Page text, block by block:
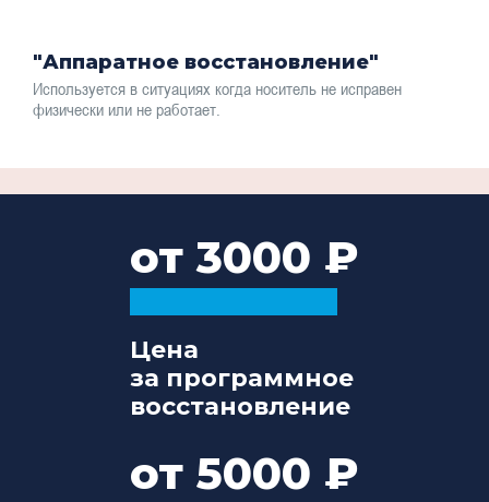
"Аппаратное восстановление"
Используется в ситуациях когда носитель не исправен
физически или не работает.
от 3000
Цена
за программное
восстановление
от 5000